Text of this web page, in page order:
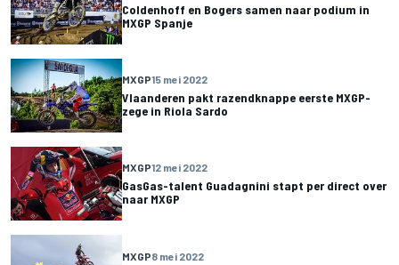
Coldenhoff en Bogers samen naar podium in
MXGP Spanje
MXGP15 mei 2022
Vlaanderen pakt razendknappe eerste MXGP-
zege in Riola Sardo
MXGP12 mei 2022
GasGas-talent Guadagnini stapt per direct over
naar MXGP
MXGP8 mei 2022